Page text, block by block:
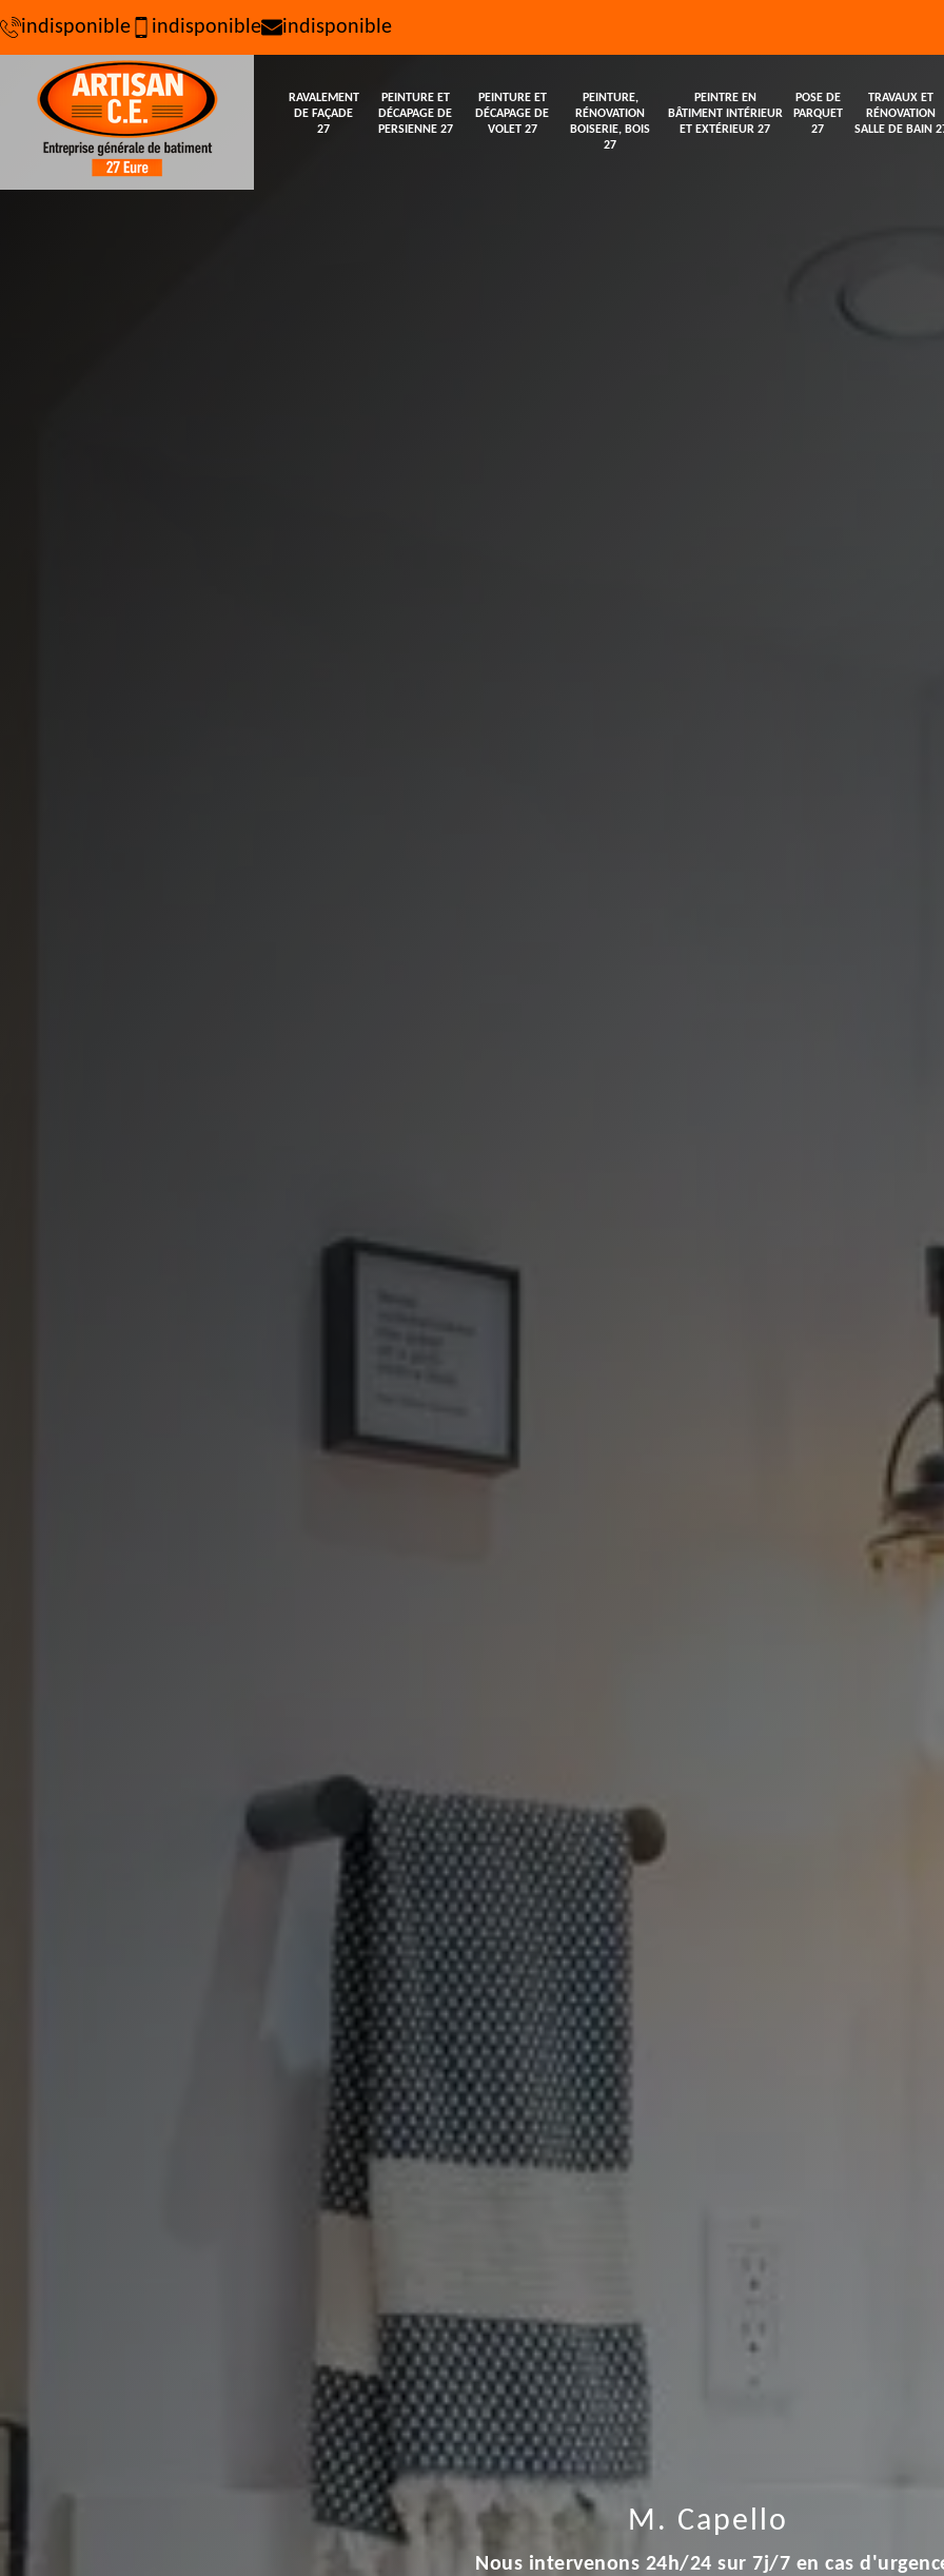
indisponible indisponible indisponible
RAVALEMENT
DE FAÇADE
27
PEINTURE ET
DÉCAPAGE DE
PERSIENNE 27
PEINTURE ET
DÉCAPAGE DE
VOLET 27
PEINTURE,
RÉNOVATION
BOISERIE, BOIS
27
PEINTRE EN
BÂTIMENT INTÉRIEUR
ET EXTÉRIEUR 27
POSE DE
PARQUET
27
TRAVAUX ET
RÉNOVATION
SALLE DE BAIN
M. Capello
Nous intervenons 24h/24 sur 7j/7 en cas